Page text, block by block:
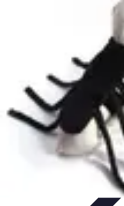
Idées de
Déguisements Frayeurs